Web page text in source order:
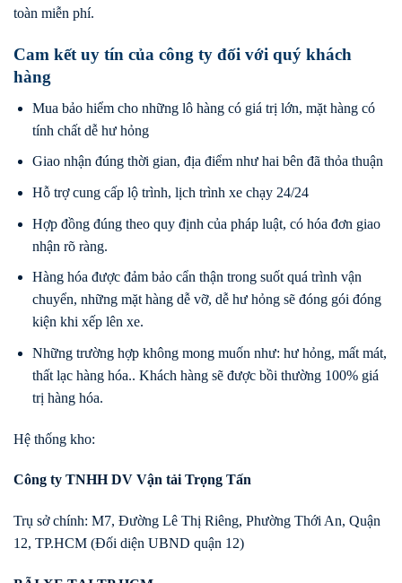
toàn miễn phí.
Cam kết uy tín của công ty đối với quý khách
hàng
Mua bảo hiểm cho những lô hàng có giá trị lớn, mặt hàng có
tính chất dễ hư hỏng
Giao nhận đúng thời gian, địa điểm như hai bên đã thỏa thuận
Hỗ trợ cung cấp lộ trình, lịch trình xe chạy 24/24
Hợp đồng đúng theo quy định của pháp luật, có hóa đơn giao
nhận rõ ràng.
Hàng hóa được đảm bảo cẩn thận trong suốt quá trình vận
chuyển, những mặt hàng dễ vỡ, dễ hư hỏng sẽ đóng gói đóng
kiện khi xếp lên xe.
Những trường hợp không mong muốn như: hư hỏng, mất mát,
thất lạc hàng hóa.. Khách hàng sẽ được bồi thường 100% giá
trị hàng hóa.
Hệ thống kho:
Công ty TNHH DV Vận tải Trọng Tấn
Trụ sở chính: M7, Đường Lê Thị Riêng, Phường Thới An, Quận
12, TP.HCM (Đối diện UBND quận 12)